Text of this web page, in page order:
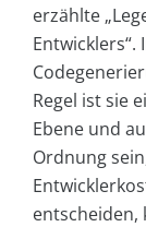
erzählte
Entwicklers“.
Regel ist sie
Ebene und
Ordnung
entscheiden,